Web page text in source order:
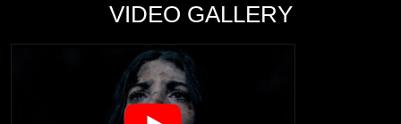
VIDEO GALLERY